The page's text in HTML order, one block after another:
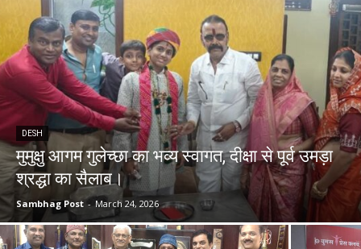
DESH
मुमुक्षु आगम गुलेच्छा का भव्य स्वागत, दीक्षा से पूर्व उमड़ा
श्रद्धा का सैलाब।
Sambhag Post - March 24, 2026